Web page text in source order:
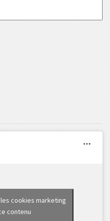
cookies marketing
contenu